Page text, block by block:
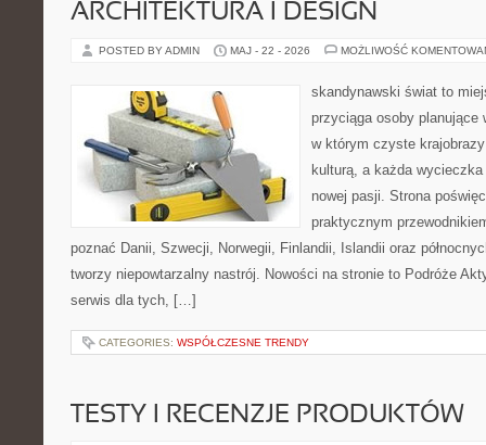
ARCHITEKTURA I DESIGN
POSTED BY ADMIN MAJ - 22 - 2026 MOŻLIWOŚĆ
skandynawski świat to
przyciąga osoby planujące
w którym czyste
kulturą, a każda
nowej pasji. Strona
praktycznym
poznać Danii, Szwecji, Norwegii, Finlandii, Islandii oraz
tworzy niepowtarzalny nastrój. Nowości na stronie to Podróże
serwis dla tych, […]
CATEGORIES: WSPÓŁCZESNE TRENDY
TESTY I RECENZJE PRODUKTÓW